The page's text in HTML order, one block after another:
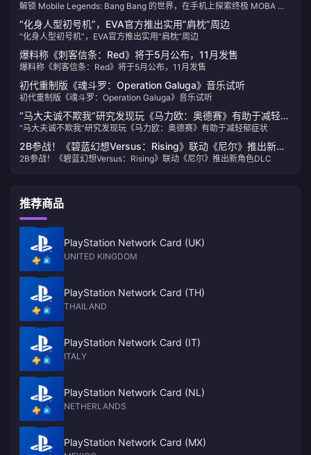
解锁 Mobile Legends: Bang Bang 的世界，在手机上探索终极 MOBA 体
验。立即了解如何充值并提升您的游戏体验！
“化身人型初号机”，EVA官方推出实用“肩枕”周边
“化身人型初号机”，EVA官方推出实用“肩枕”周边
爆料称《刺客信条：Red》将于5月公布，11月发售
爆料称《刺客信条：Red》将于5月公布，11月发售
初代重制版《魂斗罗：Operation Galuga》音乐试听
初代重制版《魂斗罗：Operation Galuga》音乐试听
“马大夫诚不欺我”研究发现玩《马力欧：奥德赛》有助于减轻郁
症状
“马大夫诚不欺我”研究发现玩《马力欧：奥德赛》有助于减轻郁症状
2B参战！《碧蓝幻想Versus：Rising》联动《尼尔》推出新角
色DLC
2B参战！《碧蓝幻想Versus：Rising》联动《尼尔》推出新角色DLC
推荐商品
PlayStation Network Card (UK)
UNITED KINGDOM
PlayStation Network Card (TH)
THAILAND
PlayStation Network Card (IT)
ITALY
PlayStation Network Card (NL)
NETHERLANDS
PlayStation Network Card (MX)